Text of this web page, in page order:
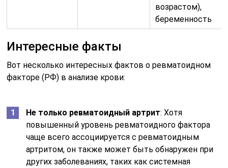
возрастом),
беременность
Интересные факты
Вот несколько интересных фактов о ревматоидном
факторе (РФ) в анализе крови:
Не только ревматоидный артрит: Хотя
повышенный уровень ревматоидного фактора
чаще всего ассоциируется с ревматоидным
артритом, он также может быть обнаружен при
других заболеваниях, таких как системная